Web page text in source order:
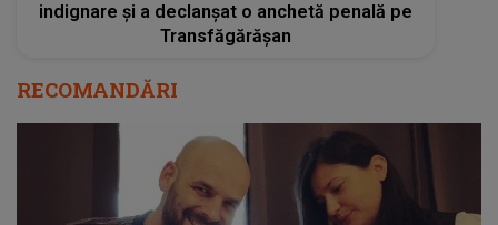
indignare și a declanșat o anchetă penală pe
Transfăgărășan
RECOMANDĂRI